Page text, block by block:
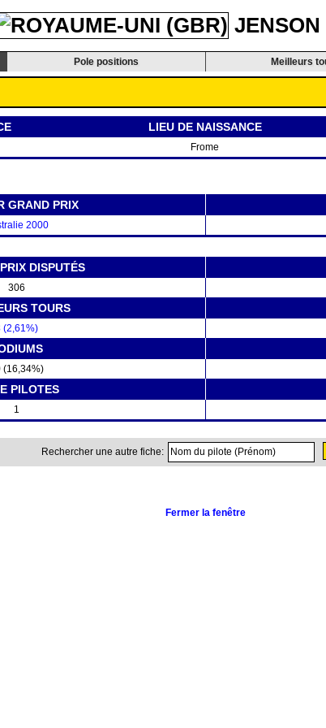
Pole positions Meilleurs
LIEU DE NAISSANCE
Frome
GRAND PRIX
2000
DISPUTÉS
306
TOURS
(2,61%)
(16,34%)
PILOTES
1
Rechercher une autre fiche:
Fermer la fenêtre